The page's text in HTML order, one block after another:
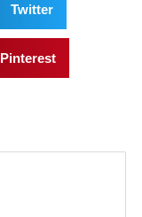
Twitter
Pinterest